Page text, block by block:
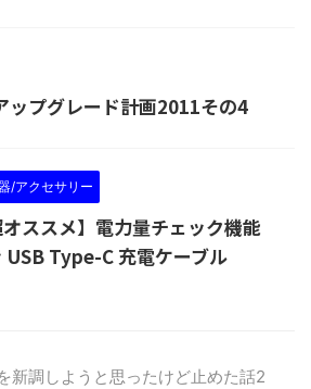
ップグレード計画2011その4
/アクセサリー
オススメ】電力量チェック機能
USB Type-C 充電ケーブル
新調しようと思ったけど止めた話2